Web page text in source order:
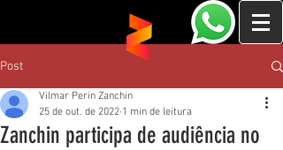
Post
Zanchin participa de audiência no
Vilmar Perin Zanchin
25 de out. de 2022 1 min de leitura